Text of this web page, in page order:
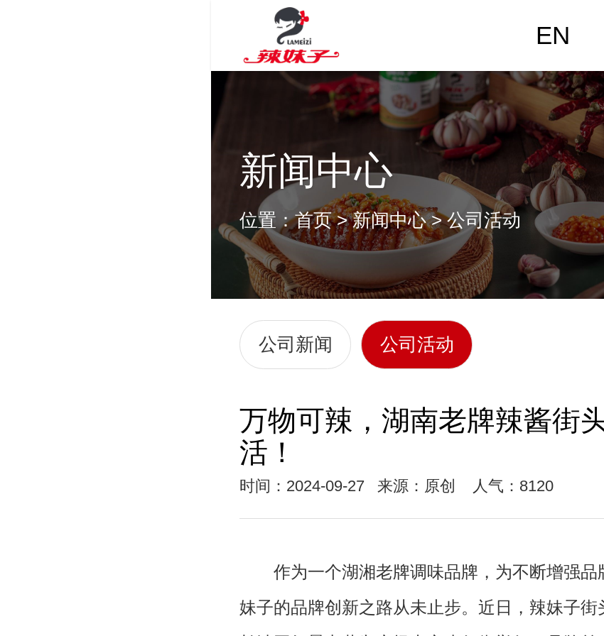
EN
新闻中心
位置：首页>新闻中心>公司活动
公司新闻 公司活动
万物可辣，湖南老牌辣酱街
活！
时间：2024-09-27 来源：原创 人气：8120
作为一个湖湘老牌调味品牌，为不断增强品
妹子的品牌创新之路从未止步。近日，辣妹子街